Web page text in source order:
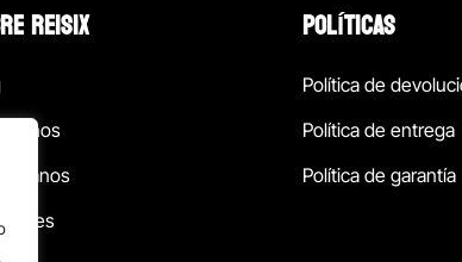
REISIX POLÍTICAS
Política de
Política de entrega
Política de garantía